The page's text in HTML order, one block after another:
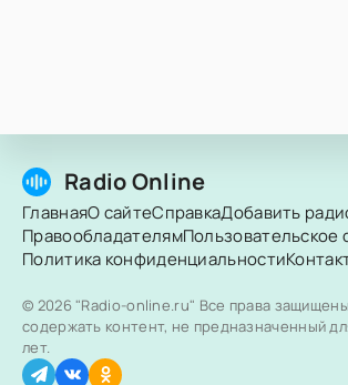
Radio Online
ГлавнаяО сайтеСправкаДобавить
ПравообладателямПользовательское
Политика конфиденциальности
© 2026 "Radio-online.ru" Все права
содержать контент, не предназначенный
лет.